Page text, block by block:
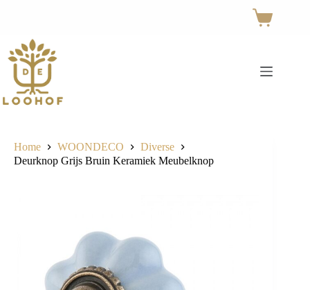
inhoud
Home WOONDECO
Diverse
Deurknop Grijs Bruin Keramiek Meubelknop